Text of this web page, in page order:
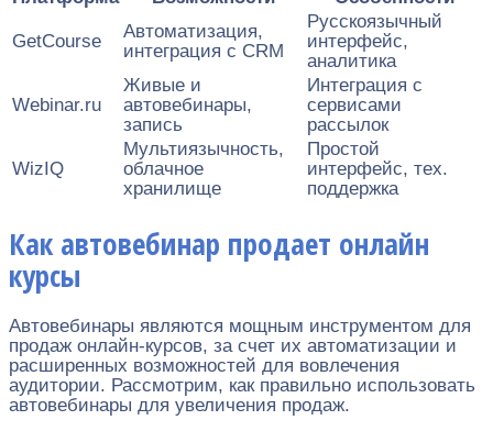
GetCourse
Автоматизация,
интеграция с CRM
Русскоязычный
интерфейс,
аналитика
Webinar.ru
Живые и
автовебинары,
запись
Интеграция с
сервисами
рассылок
WizIQ
Мультиязычность,
облачное
хранилище
Простой
интерфейс, тех.
поддержка
Как автовебинар продает онлайн
курсы
Автовебинары являются мощным инструментом для
продаж онлайн-курсов, за счет их автоматизации и
расширенных возможностей для вовлечения
аудитории. Рассмотрим, как правильно использовать
автовебинары для увеличения продаж.